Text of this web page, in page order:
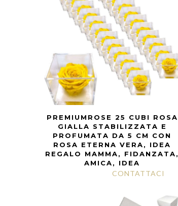
PREMIUMROSE 25 CUBI ROSA
GIALLA STABILIZZATA E
PROFUMATA DA 5 CM CON
ROSA ETERNA VERA, IDEA
REGALO MAMMA, FIDANZATA,
AMICA, IDEA
CONTATTACI